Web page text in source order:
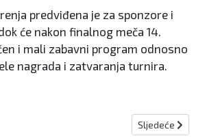
predviđena je za sponzore i
će nakon finalnog meča 14.
i mali zabavni program odnosno
nagrada i zatvaranja turnira.
je nakon 22 godine postao prvak
Sljedeći
Sljedeće